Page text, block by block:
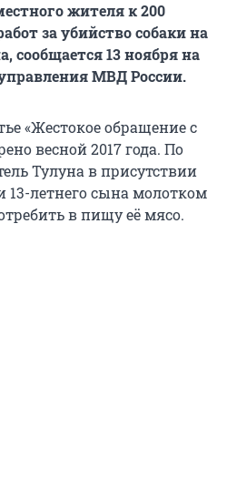
жителя к 200
за убийство собаки на
сообщается 13 ноября на
МВД России.
«Жестокое обращение с
весной 2017 года. По
Тулуна в присутствии
летнего сына молотком
в пищу её мясо.